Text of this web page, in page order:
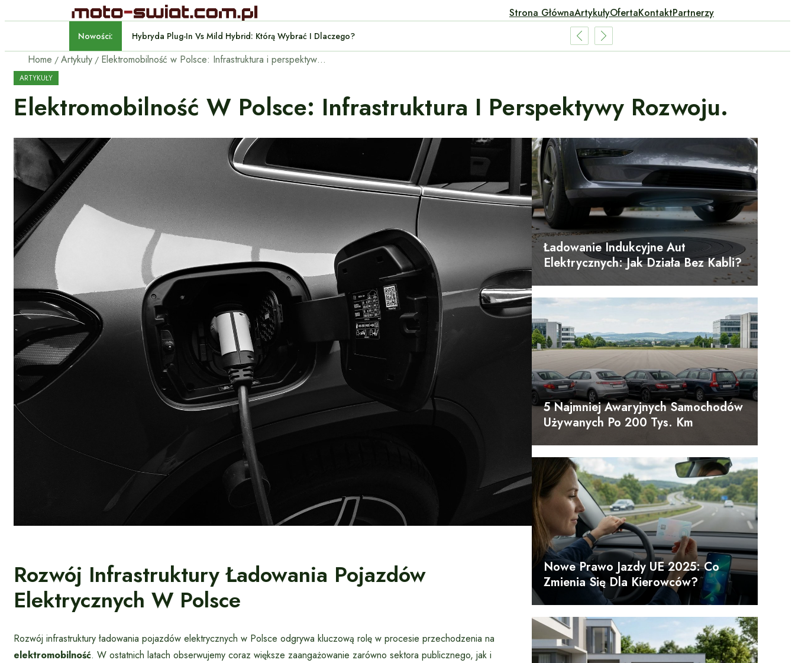
Strona GłównaArtykułyOfertaKontaktPartnerzy
Nowości: Hybryda Plug-In Vs Mild Hybrid: Którą Wybrać I Dlaczego?
Home Artykuły Elektromobilność w Polsce: Infrastruktura i perspektywy rozwoju.
ARTYKUŁY
Elektromobilność W Polsce: Infrastruktura I Perspektywy Rozwoju.
Rozwój Infrastruktury Ładowania Pojazdów
Elektrycznych W Polsce
Rozwój infrastruktury ładowania pojazdów elektrycznych w Polsce odgrywa kluczową rolę w procesie przechodzenia na
elektromobilność. W ostatnich latach obserwujemy coraz większe zaangażowanie zarówno sektora publicznego, jak i
Ładowanie Indukcyjne Aut
Elektrycznych: Jak Działa Bez Kabli?
5 Najmniej Awaryjnych Samochodów
Używanych Po 200 Tys. Km
Nowe Prawo Jazdy UE 2025: Co
Zmienia Się Dla Kierowców?